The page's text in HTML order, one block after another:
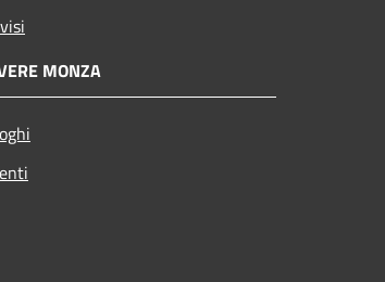
MONZA